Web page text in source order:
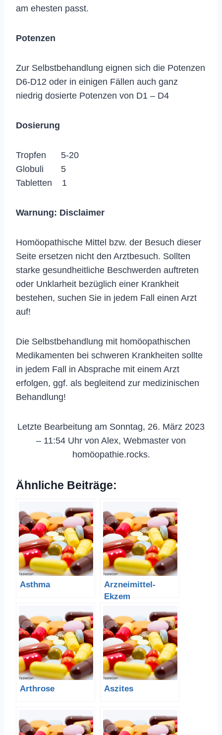
am ehesten passt.
Potenzen
Zur Selbstbehandlung eignen sich die Potenzen
D6-D12 oder in einigen Fällen auch ganz
niedrig dosierte Potenzen von D1 – D4
Dosierung
Tropfen 5-20
Globuli 5
Tabletten 1
Warnung: Disclaimer
Homöopathische Mittel bzw. der Besuch dieser
Seite ersetzen nicht den Arztbesuch. Sollten
starke gesundheitliche Beschwerden auftreten
oder Unklarheit bezüglich einer Krankheit
bestehen, suchen Sie in jedem Fall einen Arzt
auf!
Die Selbstbehandlung mit homöopathischen
Medikamenten bei schweren Krankheiten sollte
in jedem Fall in Absprache mit einem Arzt
erfolgen, ggf. als begleitend zur medizinischen
Behandlung!
Letzte Bearbeitung am Sonntag, 26. März 2023
– 11:54 Uhr von Alex, Webmaster von
homöopathie.rocks.
Ähnliche Beiträge:
Asthma
Arzneimittel-
Ekzem
Arthrose Aszites